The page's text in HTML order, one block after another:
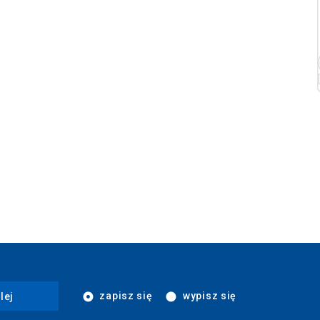
zapisz się wypisz się